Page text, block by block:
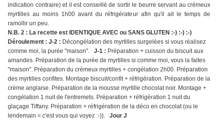
indication contraire) et il est conseillé de sortir le beurre servant au crémeux
myrtilles au moins 1h00 avant du réfrigérateur afin qu'il ait le temps de
ramollir un peu.
N.B. 2 : La recette est IDENTIQUE AVEC ou SANS GLUTEN :-) :-) :-)
Déroulement : J-2 : Décongélation des myrtilles surgelées si vous réalisez
comme moi, la purée "maison". J-1 : Préparation + cuisson du biscuit aux
amandes. Préparation de la purée de myrtilles si comme moi, vous la faites
"maison". Préparation du crémeux myrtilles + congélation 2h00. Préparation
des myrtilles confites. Montage biscuit/confit + réfrigération. Préparation de la
crème anglaise. Préparation de la mousse myrtille chocolat noir. Montage +
congélation 1 nuit de l'entremets. Préparation + réfrigération 1 nuit du
glaçage Tiffany. Préparation + réfrigération de la déco en chocolat (ou le
lendemain = c'est vous qui voyez :-)). Jour J